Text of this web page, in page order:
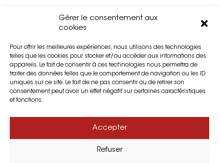
Gérer le consentement aux
cookies
Pour offrir les meilleures expériences, nous utilisons des technologies
telles que les cookies pour stocker et/ou accéder aux informations des
appareils. Le fait de consentir à ces technologies nous permettra de
traiter des données telles que le comportement de navigation ou les ID
uniques sur ce site. Le fait de ne pas consentir ou de retirer son
consentement peut avoir un effet négatif sur certaines caractéristiques
et fonctions.
Accepter
Refuser
Accessibilité
Privatisation
Presse
Cookies
Plan du site